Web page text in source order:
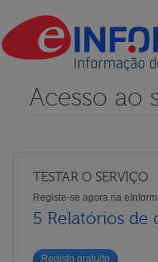
Acesso ao
TESTAR O SERVIÇO
Registe-se agora na
5 Relatórios de
Registo gratuito